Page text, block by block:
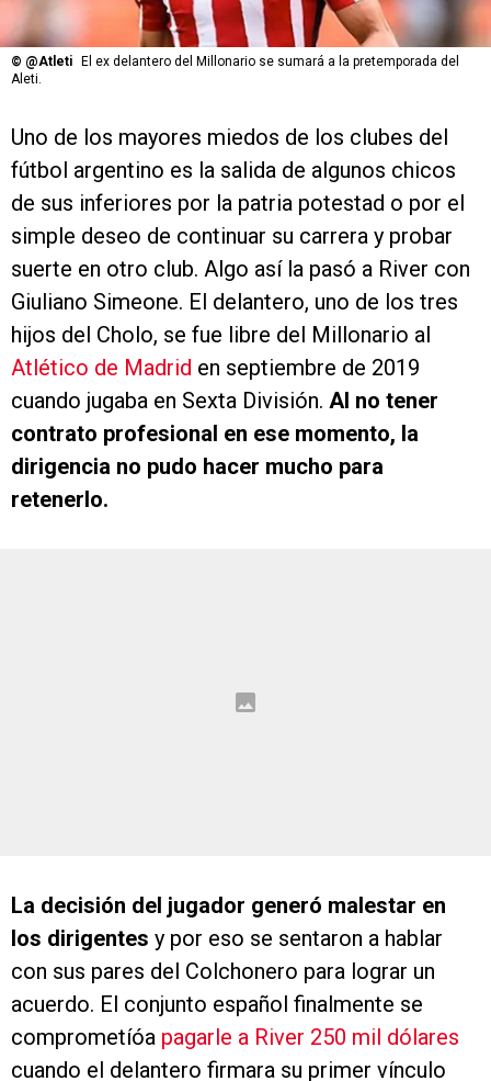
© @Atleti
El ex delantero del Millonario se sumará a la pretemporada del
Aleti.
Uno de los mayores miedos de los clubes del
fútbol argentino es la salida de algunos chicos
de sus inferiores por la patria potestad o por el
simple deseo de continuar su carrera y probar
suerte en otro club. Algo así la pasó a River con
Giuliano Simeone. El delantero, uno de los tres
hijos del Cholo, se fue libre del Millonario al
Atlético de Madrid en septiembre de 2019
cuando jugaba en Sexta División. Al no tener
contrato profesional en ese momento, la
dirigencia no pudo hacer mucho para
retenerlo.
La decisión del jugador generó malestar en
los dirigentes y por eso se sentaron a hablar
con sus pares del Colchonero para lograr un
acuerdo. El conjunto español finalmente se
comprometíóa pagarle a River 250 mil dólares
cuando el delantero firmara su primer vínculo